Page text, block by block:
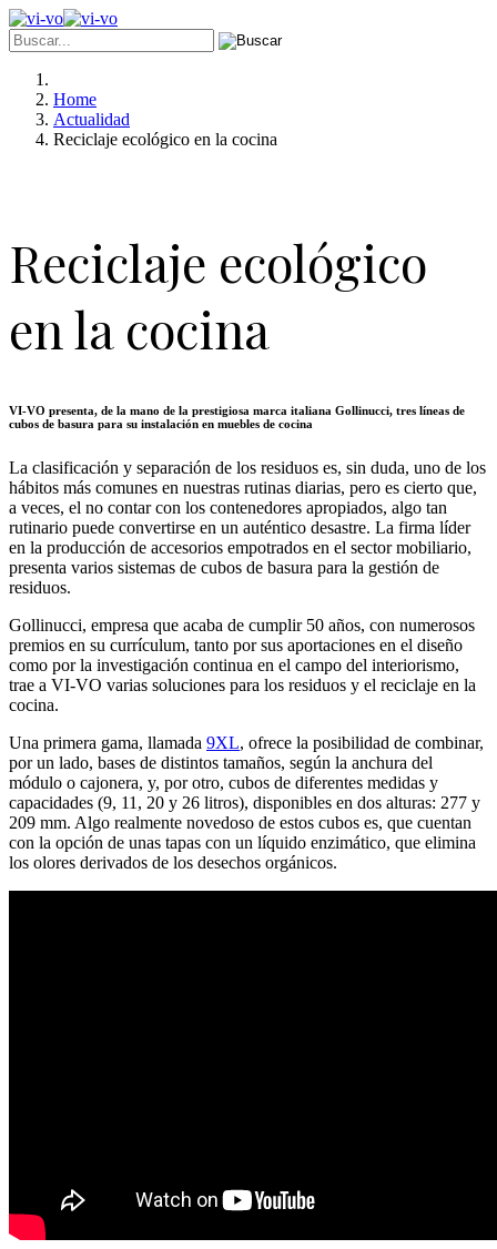
Home
Actualidad
Reciclaje ecológico en la cocina
Reciclaje ecológico
en la cocina
VI-VO presenta, de la mano de la prestigiosa marca italiana Gollinucci, tres líneas de
cubos de basura para su instalación en muebles de cocina
La clasificación y separación de los residuos es, sin duda, uno de los
hábitos más comunes en nuestras rutinas diarias, pero es cierto que,
a veces, el no contar con los contenedores apropiados, algo tan
rutinario puede convertirse en un auténtico desastre. La firma líder
en la producción de accesorios empotrados en el sector mobiliario,
presenta varios sistemas de cubos de basura para la gestión de
residuos.
Gollinucci, empresa que acaba de cumplir 50 años, con numerosos
premios en su currículum, tanto por sus aportaciones en el diseño
como por la investigación continua en el campo del interiorismo,
trae a VI-VO varias soluciones para los residuos y el reciclaje en la
cocina.
Una primera gama, llamada 9XL, ofrece la posibilidad de combinar,
por un lado, bases de distintos tamaños, según la anchura del
módulo o cajonera, y, por otro, cubos de diferentes medidas y
capacidades (9, 11, 20 y 26 litros), disponibles en dos alturas: 277 y
209 mm. Algo realmente novedoso de estos cubos es, que cuentan
con la opción de unas tapas con un líquido enzimático, que elimina
los olores derivados de los desechos orgánicos.